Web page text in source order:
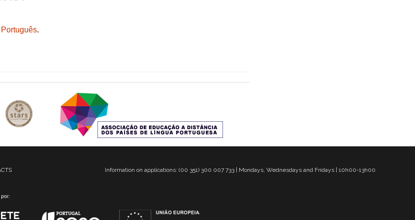
Português.
Information on applications: (00 351) 300 007 733 | Mondays, Wednesdays and Fridays | 10h00-13h00